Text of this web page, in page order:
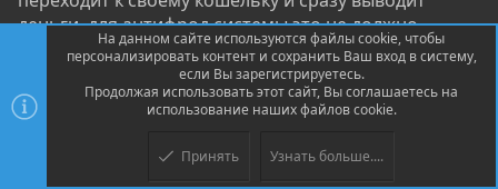
деньги, для антифрод системы это не должно
означать, что каждый раз этому пользователю
необходимо морозить операцию и бросать капчи.
В-третьих, поведенческий риск не должен быть
единственным основанием для блокировки.
Лучший результат даёт совместная оценка, когда
На данном сайте используются файлы cookie, чтобы
персонализировать контент и сохранить Ваш вход в систему,
если Вы зарегистрируетесь.
Продолжая использовать этот сайт, Вы соглашаетесь на
использование наших файлов cookie.
Принять Узнать больше....